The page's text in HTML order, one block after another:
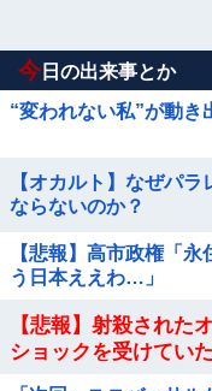
今 日の出来事とか
“変われない私”が動き
【オカルト】なぜパ
ならないのか？
【悲報】高市政権「
う日本ええわ…」
【悲報】射殺された
ショックを受けてい